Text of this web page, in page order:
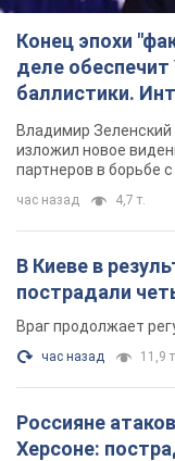
Конец эпохи
деле обеспечит
баллистики.
Владимир
изложил новое
партнеров в борьбе
час назад 4,7 т.
В Киеве в
пострадали
Враг продолжает
час назад 11,9 т.
Россияне
Херсоне: